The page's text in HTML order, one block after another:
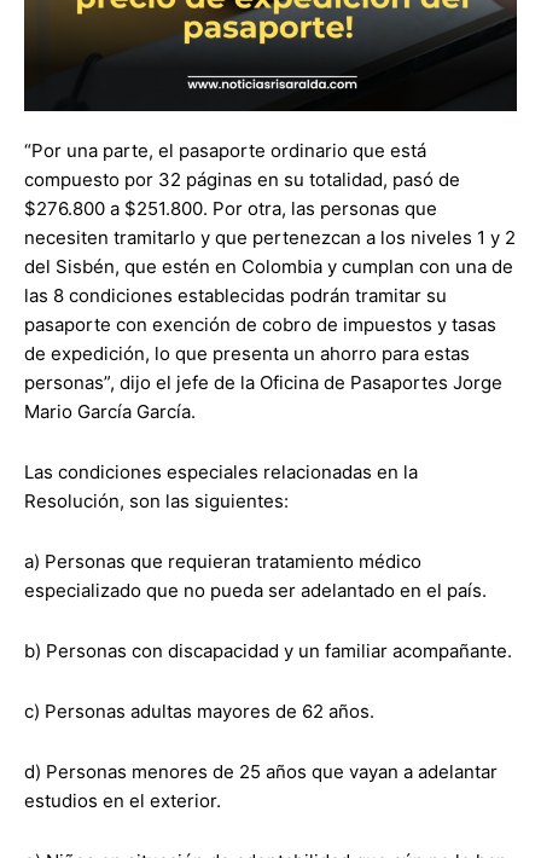
“Por una parte, el pasaporte ordinario que está
compuesto por 32 páginas en su totalidad, pasó de
$276.800 a $251.800. Por otra, las personas que
necesiten tramitarlo y que pertenezcan a los niveles 1 y 2
del Sisbén, que estén en Colombia y cumplan con una de
las 8 condiciones establecidas podrán tramitar su
pasaporte con exención de cobro de impuestos y tasas
de expedición, lo que presenta un ahorro para estas
personas”, dijo el jefe de la Oficina de Pasaportes Jorge
Mario García García.
Las condiciones especiales relacionadas en la
Resolución, son las siguientes:
a) Personas que requieran tratamiento médico
especializado que no pueda ser adelantado en el país.
b) Personas con discapacidad y un familiar acompañante.
c) Personas adultas mayores de 62 años.
d) Personas menores de 25 años que vayan a adelantar
estudios en el exterior.